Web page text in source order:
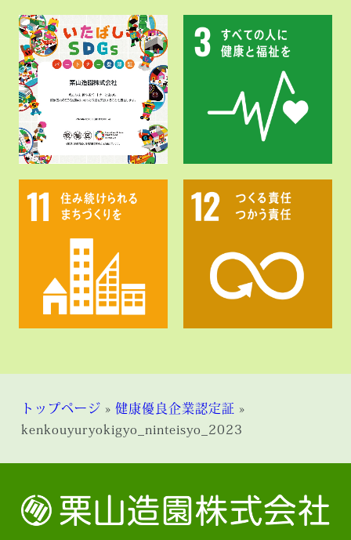
トップページ » 健康優良企業認定証 »
kenkouyuryokigyo_ninteisyo_2023